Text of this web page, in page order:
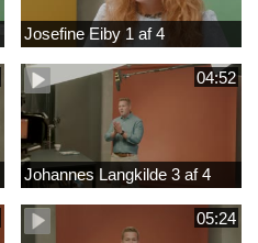
Josefine Eiby 1 af 4
04:52
Johannes Langkilde 3 af 4
05:24